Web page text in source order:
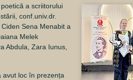
a scriitorului
conf.univ.dr.
Sena Menabit a
Melek
Abdula, Zara Iunus,
avut loc în prezența